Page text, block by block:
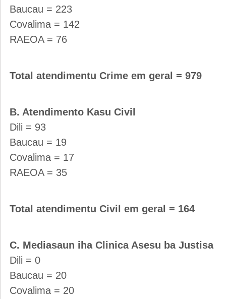
Baucau = 223
Covalima = 142
RAEOA = 76
Total atendimentu Crime em geral = 979
B. Atendimento Kasu Civil
Dili = 93
Baucau = 19
Covalima = 17
RAEOA = 35
Total atendimentu Civil em geral = 164
C. Mediasaun iha Clinica Asesu ba Justisa
Dili = 0
Baucau = 20
Covalima = 20